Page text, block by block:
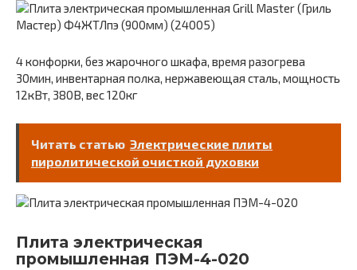
4 конфорки, без жарочного шкафа, время разогрева
30мин, инвентарная полка, нержавеющая сталь, мощность
12кВт, 380В, вес 120кг
Читать статью Электрические плиты
пиролитической очисткой духовки
Плита электрическая
промышленная ПЭМ-4-020